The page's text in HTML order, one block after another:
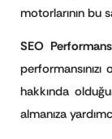
motorlarının bu
SEO
hakkında
almanıza